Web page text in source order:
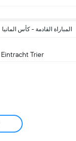
المباراة القادمة - كأس المانيا
Eintracht Trier